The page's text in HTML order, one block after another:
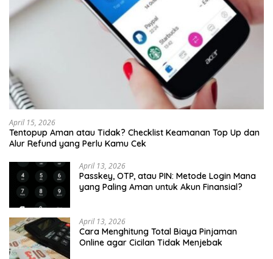
April 15, 2026
Tentopup Aman atau Tidak? Checklist Keamanan Top Up dan
Alur Refund yang Perlu Kamu Cek
April 13, 2026
Passkey, OTP, atau PIN: Metode Login Mana
yang Paling Aman untuk Akun Finansial?
April 13, 2026
Cara Menghitung Total Biaya Pinjaman
Online agar Cicilan Tidak Menjebak